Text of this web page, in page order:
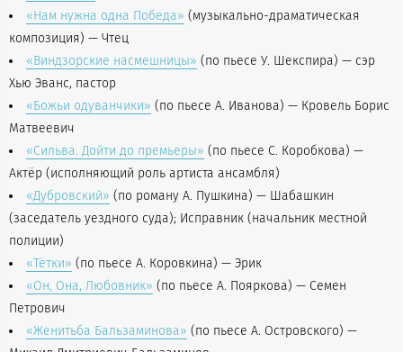
«Нам нужна одна Победа» (музыкально-драматическая
композиция) — Чтец
«Виндзорские насмешницы» (по пьесе У. Шекспира) — сэр
Хью Эванс, пастор
«Божьи одуванчики» (по пьесе А. Иванова) — Кровель Борис
Матвеевич
«Сильва. Дойти до премьеры» (по пьесе С. Коробкова) —
Актёр (исполняющий роль артиста ансамбля)
«Дубровский» (по роману А. Пушкина) — Шабашкин
(заседатель уездного суда); Исправник (начальник местной
полиции)
«Тётки» (по пьесе А. Коровкина) — Эрик
«Он, Она, Любовник» (по пьесе А. Пояркова) — Семен
Петрович
«Женитьба Бальзаминова» (по пьесе А. Островского) —